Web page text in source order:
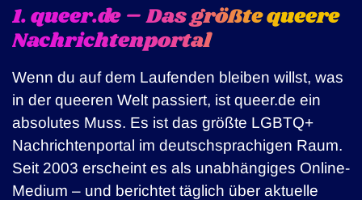
1. queer.de – Das größte queere
Nachrichtenportal
Wenn du auf dem Laufenden bleiben willst, was
in der queeren Welt passiert, ist queer.de ein
absolutes Muss. Es ist das größte LGBTQ+
Nachrichtenportal im deutschsprachigen Raum.
Seit 2003 erscheint es als unabhängiges Online-
Medium – und berichtet täglich über aktuelle